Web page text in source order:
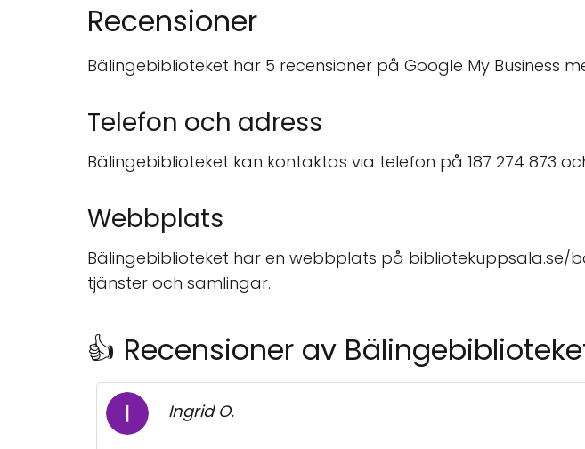
Recensioner
Bälingebiblioteket har 5 recensioner på Google My Business
Telefon och adress
Bälingebiblioteket kan kontaktas via telefon på 187 274 873
Webbplats
Bälingebiblioteket har en webbplats på
tjänster och samlingar.
👍 Recensioner av
Ingrid O.